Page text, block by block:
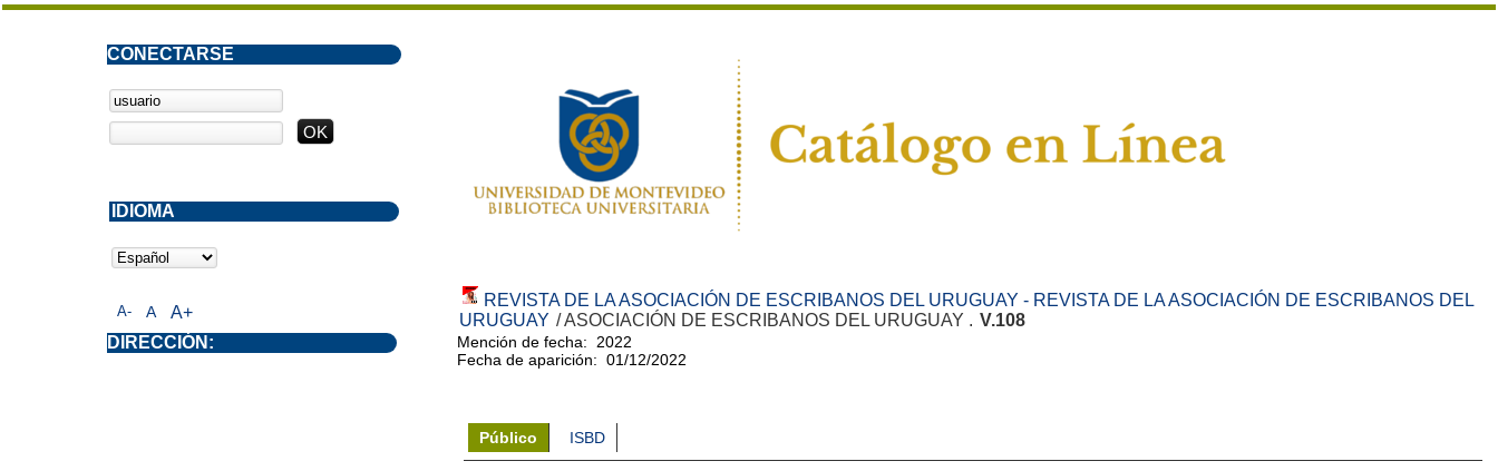
REVISTA DE LA ASOCIACIÓN DE ESCRIBANOS DEL URUGUAY - REVISTA DE LA ASOCIACIÓN DE ESCRIBANOS DEL
URUGUAY / ASOCIACIÓN DE ESCRIBANOS DEL URUGUAY . V.108
Mención de fecha: 2022
Fecha de aparición: 01/12/2022
Público ISBD
A- A A+
CONECTARSE
DIRECCIÓN:
IDIOMA